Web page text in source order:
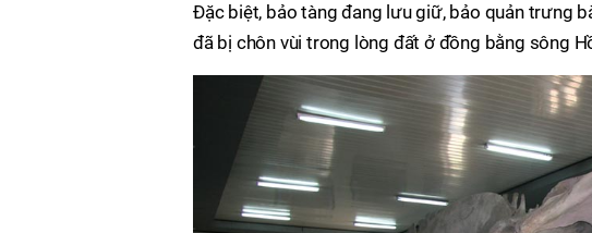
Đặc biệt, bảo tàng đang lưu giữ, bảo quản trưng
đã bị chôn vùi trong lòng đất ở đồng bằng sông